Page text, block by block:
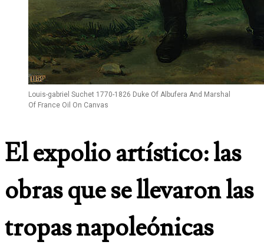
Louis-gabriel Suchet 1770-1826 Duke Of Albufera And Marshal
Of France Oil On Canvas
El expolio artístico: las
obras que se llevaron las
tropas napoleónicas